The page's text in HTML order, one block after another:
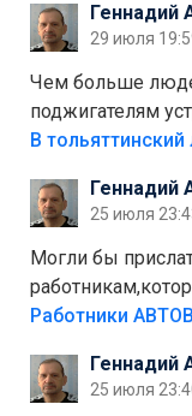
лежала в парке и
украли.
Геннадий
29 июля
Чем больше
поджигателям
костры,тех надо
ШтрафыГеннадий
25 июля
Могли бы
на предприятии.
Работники
Геннадий
25 июля